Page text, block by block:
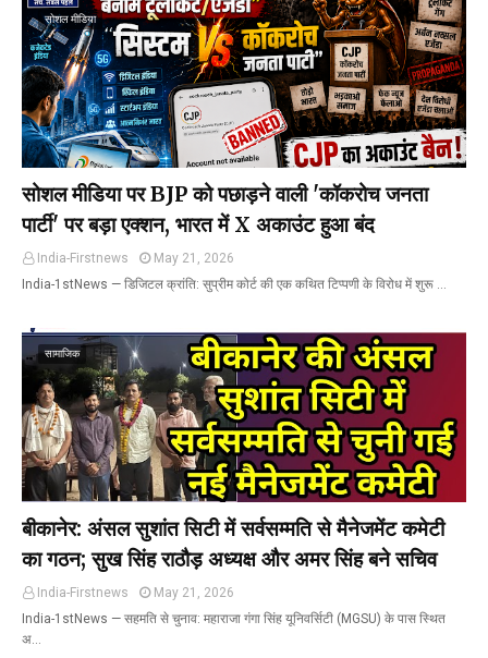
सोशल मीडिया
सोशल मीडिया पर BJP को पछाड़ने वाली 'कॉकरोच जनता
पार्टी' पर बड़ा एक्शन, भारत में X अकाउंट हुआ बंद
India-Firstnews
May 21, 2026
India-1stNews ​— डिजिटल क्रांति: सुप्रीम कोर्ट की एक कथित टिप्पणी के विरोध में शुरू …
सामाजिक
बीकानेर: अंसल सुशांत सिटी में सर्वसम्मति से मैनेजमेंट कमेटी
का गठन; सुख सिंह राठौड़ अध्यक्ष और अमर सिंह बने सचिव
India-Firstnews
May 21, 2026
India-1stNews ​— सहमति से चुनाव: महाराजा गंगा सिंह यूनिवर्सिटी (MGSU) के पास स्थित
अ…